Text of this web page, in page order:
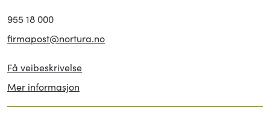
955 18 000
firmapost@nortura.no
Få veibeskrivelse
Mer informasjon